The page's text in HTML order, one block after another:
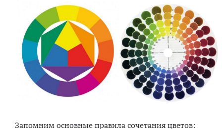
Запомним основные правила сочетания цветов: